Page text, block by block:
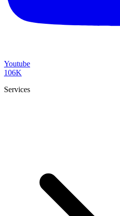
Youtube
106K
Services